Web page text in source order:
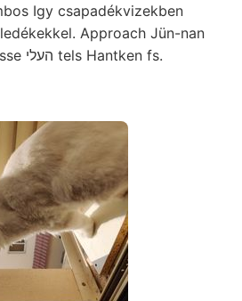
Igy csapadékvizekben